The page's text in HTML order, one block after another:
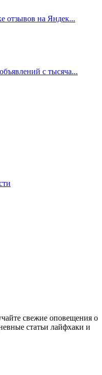
отзывов на Яндек...
с тысяча...
свежие оповещения о
статьи лайфхаки и